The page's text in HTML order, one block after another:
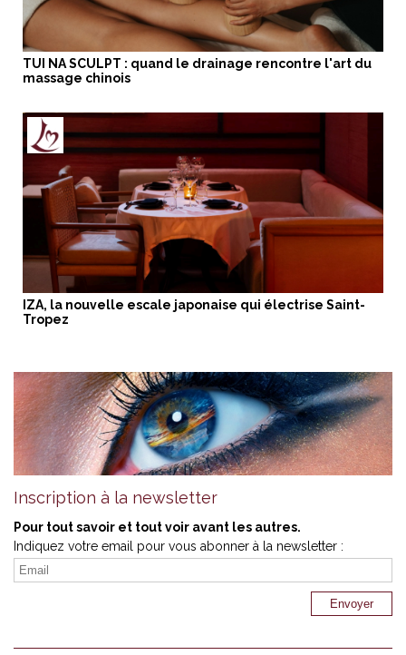
TUI NA SCULPT : quand le drainage rencontre l'art du
massage chinois
IZA, la nouvelle escale japonaise qui électrise Saint-
Tropez
Inscription à la newsletter
Pour tout savoir et tout voir avant les autres.
Indiquez votre email pour vous abonner à la newsletter :